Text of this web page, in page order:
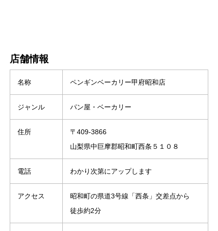
店舗情報
名称 ペンギンベーカリー甲府昭和店
ジャンル パン屋・ベーカリー
住所
〒409-3866
山梨県中巨摩郡昭和町西条５１０８
電話 わかり次第にアップします
アクセス
昭和町の県道3号線「西条」交差点から
徒歩約2分